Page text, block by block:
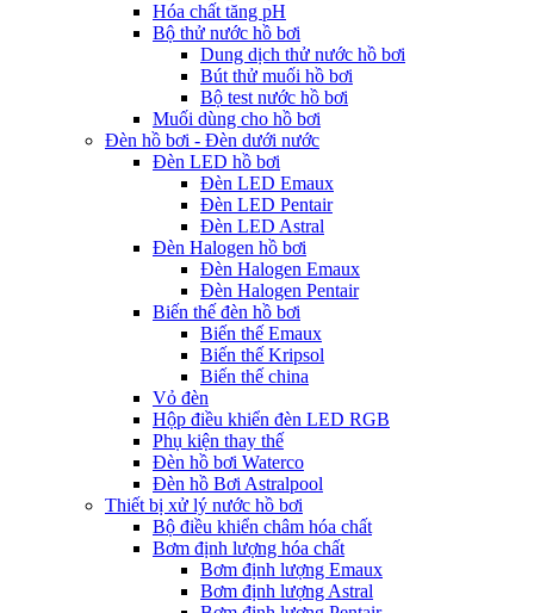
Hóa chất tăng pH
Bộ thử nước hồ bơi
Dung dịch thử nước hồ bơi
Bút thử muối hồ bơi
Bộ test nước hồ bơi
Muối dùng cho hồ bơi
Đèn hồ bơi - Đèn dưới nước
Đèn LED hồ bơi
Đèn LED Emaux
Đèn LED Pentair
Đèn LED Astral
Đèn Halogen hồ bơi
Đèn Halogen Emaux
Đèn Halogen Pentair
Biến thế đèn hồ bơi
Biến thế Emaux
Biến thế Kripsol
Biến thế china
Vỏ đèn
Hộp điều khiển đèn LED RGB
Phụ kiện thay thế
Đèn hồ bơi Waterco
Đèn hồ Bơi Astralpool
Thiết bị xử lý nước hồ bơi
Bộ điều khiển châm hóa chất
Bơm định lượng hóa chất
Bơm định lượng Emaux
Bơm định lượng Astral